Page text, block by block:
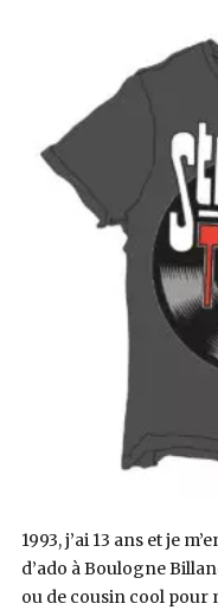
1993, j’ai 13 ans et je
d’ado à Boulogne
ou de cousin cool pour